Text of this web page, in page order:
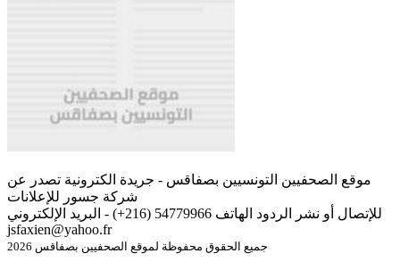
موقع الصحفيين التونسيين بصفاقس - جريدة الكترونية تصدر عن
شركة جسور للإعلانات
للإتصال أو نشر الردود الهاتف 54779966 (216+) - البريد الإلكتروني
jsfaxien@yahoo.fr
جميع الحقوق محفوظة لموقع الصحفيين بصفاقس 2026